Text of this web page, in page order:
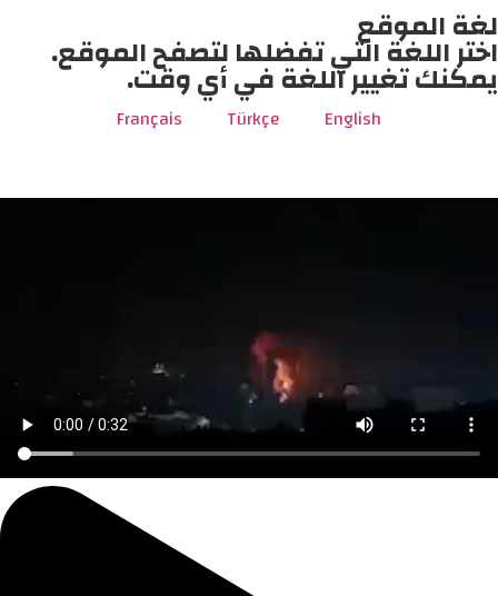
لغة الموقع
اختر اللغة التي تفضلها لتصفح الموقع.
يمكنك تغيير اللغة في أي وقت.
English
Türkçe
Français